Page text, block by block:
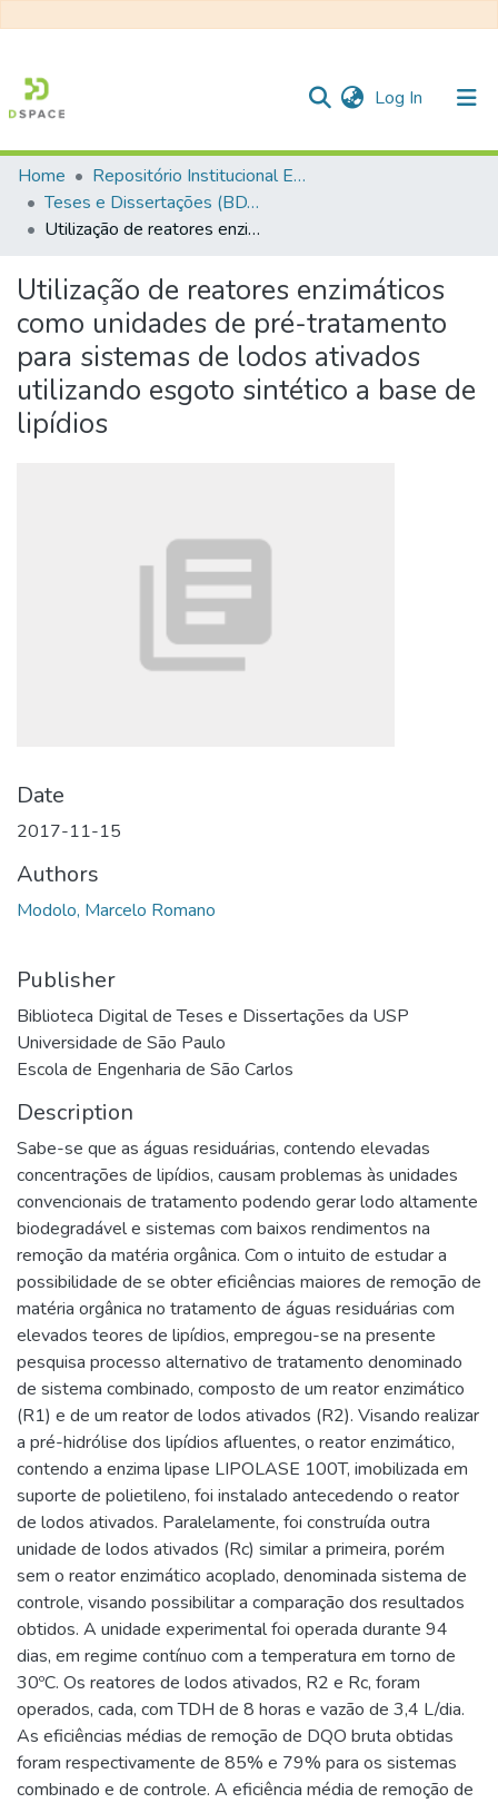
Log In (current)
Communities & Collections
All of DSpace
Statistics
Home
Repositório Institucional EESC
Teses e Dissertações (BDTD USP)
Utilização de reatores enzimáticos como unidades de pré-tratamento para sistemas de lodos ativados utilizando esgoto sintético a base de lipídios
Utilização de reatores enzimáticos
como unidades de pré-tratamento
para sistemas de lodos ativados
utilizando esgoto sintético a base de
lipídios
Date
2017-11-15
Authors
Modolo, Marcelo Romano
Publisher
Biblioteca Digital de Teses e Dissertações da USP
Universidade de São Paulo
Escola de Engenharia de São Carlos
Description
Sabe-se que as águas residuárias, contendo elevadas
concentrações de lipídios, causam problemas às unidades
convencionais de tratamento podendo gerar lodo altamente
biodegradável e sistemas com baixos rendimentos na
remoção da matéria orgânica. Com o intuito de estudar a
possibilidade de se obter eficiências maiores de remoção de
matéria orgânica no tratamento de águas residuárias com
elevados teores de lipídios, empregou-se na presente
pesquisa processo alternativo de tratamento denominado
de sistema combinado, composto de um reator enzimático
(R1) e de um reator de lodos ativados (R2). Visando realizar
a pré-hidrólise dos lipídios afluentes, o reator enzimático,
contendo a enzima lipase LIPOLASE 100T, imobilizada em
suporte de polietileno, foi instalado antecedendo o reator
de lodos ativados. Paralelamente, foi construída outra
unidade de lodos ativados (Rc) similar a primeira, porém
sem o reator enzimático acoplado, denominada sistema de
controle, visando possibilitar a comparação dos resultados
obtidos. A unidade experimental foi operada durante 94
dias, em regime contínuo com a temperatura em torno de
30ºC. Os reatores de lodos ativados, R2 e Rc, foram
operados, cada, com TDH de 8 horas e vazão de 3,4 L/dia.
As eficiências médias de remoção de DQO bruta obtidas
foram respectivamente de 85% e 79% para os sistemas
combinado e de controle. A eficiência média de remoção de